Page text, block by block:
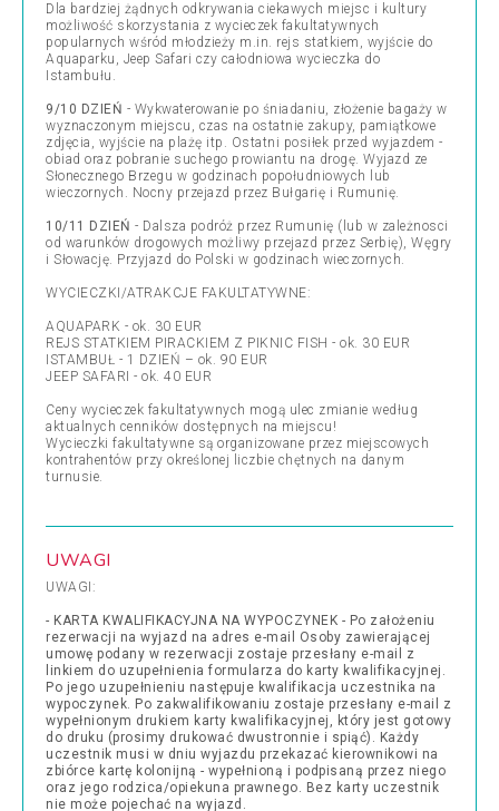
Dla bardziej żądnych odkrywania ciekawych miejsc i kultury
możliwość skorzystania z wycieczek fakultatywnych
popularnych wśród młodzieży m.in. rejs statkiem, wyjście do
Aquaparku, Jeep Safari czy całodniowa wycieczka do
Istambułu.
9/10 DZIEŃ - Wykwaterowanie po śniadaniu, złożenie bagaży w
wyznaczonym miejscu, czas na ostatnie zakupy, pamiątkowe
zdjęcia, wyjście na plażę itp. Ostatni posiłek przed wyjazdem -
obiad oraz pobranie suchego prowiantu na drogę. Wyjazd ze
Słonecznego Brzegu w godzinach popołudniowych lub
wieczornych. Nocny przejazd przez Bułgarię i Rumunię.
10/11 DZIEŃ - Dalsza podróż przez Rumunię (lub w zależnosci
od warunków drogowych możliwy przejazd przez Serbię), Węgry
i Słowację. Przyjazd do Polski w godzinach wieczornych.
WYCIECZKI/ATRAKCJE FAKULTATYWNE:
AQUAPARK - ok. 30 EUR
REJS STATKIEM PIRACKIEM Z PIKNIC FISH - ok. 30 EUR
ISTAMBUŁ - 1 DZIEŃ – ok. 90 EUR
JEEP SAFARI - ok. 40 EUR
Ceny wycieczek fakultatywnych mogą ulec zmianie według
aktualnych cenników dostępnych na miejscu!
Wycieczki fakultatywne są organizowane przez miejscowych
kontrahentów przy określonej liczbie chętnych na danym
turnusie.
UWAGI
UWAGI:
- KARTA KWALIFIKACYJNA NA WYPOCZYNEK - Po założeniu
rezerwacji na wyjazd na adres e-mail Osoby zawierającej
umowę podany w rezerwacji zostaje przesłany e-mail z
linkiem do uzupełnienia formularza do karty kwalifikacyjnej.
Po jego uzupełnieniu następuje kwalifikacja uczestnika na
wypoczynek. Po zakwalifikowaniu zostaje przesłany e-mail z
wypełnionym drukiem karty kwalifikacyjnej, który jest gotowy
do druku (prosimy drukować dwustronnie i spiąć). Każdy
uczestnik musi w dniu wyjazdu przekazać kierownikowi na
zbiórce kartę kolonijną - wypełnioną i podpisaną przez niego
oraz jego rodzica/opiekuna prawnego. Bez karty uczestnik
nie może pojechać na wyjazd.